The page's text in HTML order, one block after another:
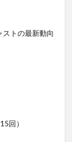
トの最新動向
回）